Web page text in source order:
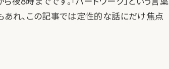
あれ、この記事では定性的な話にだけ焦点